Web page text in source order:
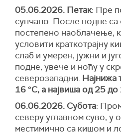
05.06.2026. Петак: Пре
сунчано. После подне са
постепено наоблачење,
условити краткотрајну
слаб и умерен, јужни и
подне, увече и ноћу у
северозападни. Најнижа
16 °С, а највиша од 25 до
06.06.2026. Субота:
северу углавном суво, у
местимично са кишом и